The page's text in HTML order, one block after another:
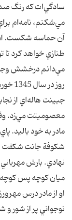
سادگي‌ات که رنگ
مي‌شکنم، نامه‌ام
آن حماسه شکست.
طنازي خواهد کرد
مي‌دانم درخشش
روز
جبينت هاله‌اي از
معصوميتت مي‌زد.
مادر به خود باليد.
شکوفة جانت شکفت و
نهادي. بارش
ميان کوچه پس
او از مادر درس
نوجواني پر از شور